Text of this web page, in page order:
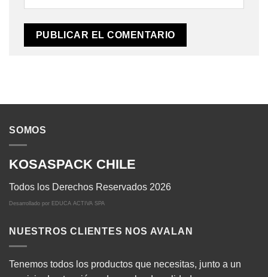
SOMOS
KOSASPACK CHILE
Todos los Derechos Reservados 2026
Desarrollado por EDUCA ACTIVA SPA
NUESTROS CLIENTES NOS AVALAN
Tenemos todos los productos que necesitas, junto a un